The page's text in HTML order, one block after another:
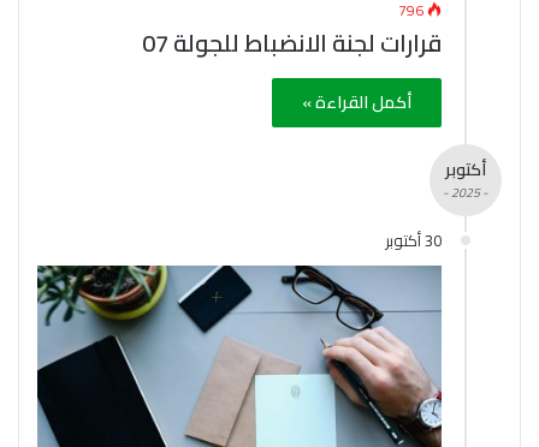
796
قرارات لجنة الانضباط للجولة 07
أكمل القراءة »
أكتوبر
- 2025 -
30 أكتوبر